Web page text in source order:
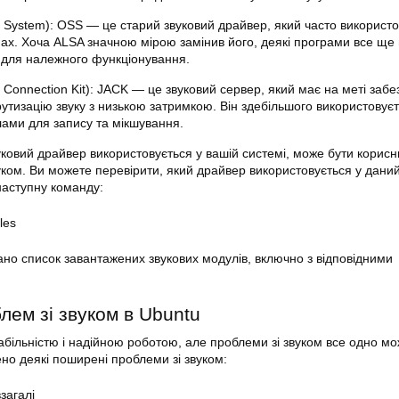
OSS — це старий звуковий драйвер, який часто
Хоча ALSA значною мірою замінив його, деякі програми все
належного функціонування.
Kit): JACK — це звуковий сервер, який має на меті
звуку з низькою затримкою. Він здебільшого
для запису та мікшування.
драйвер використовується у вашій системі, може бути
Ви можете перевірити, який драйвер використовується у
команду:
список завантажених звукових модулів, включно з відповідними
зі звуком в Ubuntu
і надійною роботою, але проблеми зі звуком все одно
деякі поширені проблеми зі звуком: